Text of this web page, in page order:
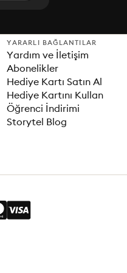
YARARLI BAĞLANTILAR
Yardım ve İletişim
Abonelikler
Hediye Kartı Satın Al
Hediye Kartını Kullan
Öğrenci İndirimi
Storytel Blog